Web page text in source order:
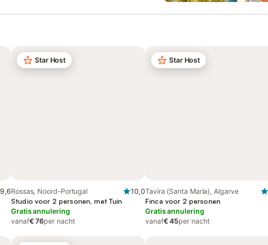
9,6
Star Host
Rossas, Noord-Portugal
10,0
Studio voor 2 personen, met Tuin
Gratis annulering
vanaf€ 76per nacht
Star Host
Tavira (Santa Maria), Algarve
Finca voor 2 personen
Gratis annulering
vanaf€ 45per nacht